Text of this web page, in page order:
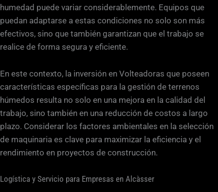
humedad puede variar considerablemente. Equipos que
puedan adaptarse a estas condiciones no solo son más
efectivos, sino que también garantizan que el trabajo se
realice de forma segura y eficiente.
En este contexto, la inversión en Volteadoras que poseen
características específicas para la gestión de terrenos
húmedos resulta no solo en una mejora en la calidad del
trabajo, sino también en una reducción de costos a largo
plazo. Considerar los factores ambientales en la selección
de maquinaria es clave para maximizar la eficiencia y el
rendimiento en proyectos de construcción.
Logística y Servicio para Empresas en Alcàsser